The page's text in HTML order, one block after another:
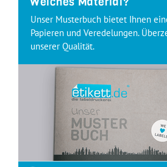
Unser Musterbuch bietet Ihnen
Papieren und Veredelungen.
unserer Qualität.